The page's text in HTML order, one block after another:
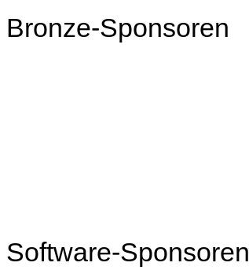
Bronze-Sponsoren
Software-Sponsoren